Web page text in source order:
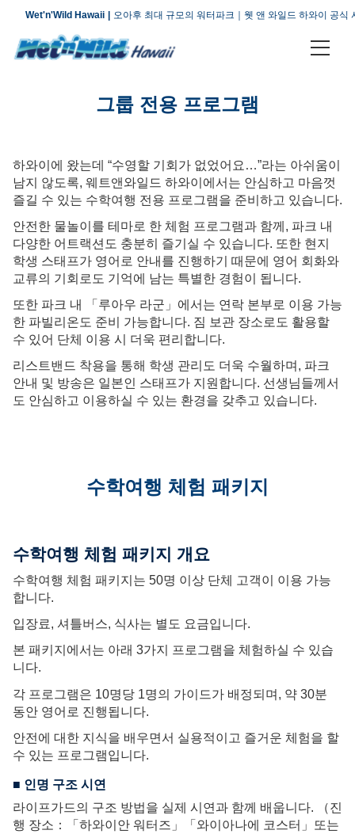
Wet'n'Wild Hawaii 오아후 최대 규모의 워터파크｜웻 앤 와일드 하와이 공식
오시는 길
회사 소개
자주 묻는 질문
오시는 길
문의하기
이용 안내
다이닝 & 숍
언어
日本語
한국어
그룹 전용 프로그램
하와이에 왔는데 “수영할 기회가 없었어요…”라는 아쉬움이
남지 않도록, 웨트앤와일드 하와이에서는 안심하고 마음껏
즐길 수 있는 수학여행 전용 프로그램을 준비하고 있습니다.
안전한 물놀이를 테마로 한 체험 프로그램과 함께, 파크 내
다양한 어트랙션도 충분히 즐기실 수 있습니다. 또한 현지
학생 스태프가 영어로 안내를 진행하기 때문에 영어 회화와
교류의 기회로도 기억에 남는 특별한 경험이 됩니다.
또한 파크 내 「루아우 라군」에서는 연락 본부로 이용 가능
한 파빌리온도 준비 가능합니다. 짐 보관 장소로도 활용할
수 있어 단체 이용 시 더욱 편리합니다.
리스트밴드 착용을 통해 학생 관리도 더욱 수월하며, 파크
안내 및 방송은 일본인 스태프가 지원합니다. 선생님들께서
도 안심하고 이용하실 수 있는 환경을 갖추고 있습니다.
수학여행 체험 패키지
수학여행 체험 패키지 개요
수학여행 체험 패키지는 50명 이상 단체 고객이 이용 가능
합니다.
입장료, 셔틀버스, 식사는 별도 요금입니다.
본 패키지에서는 아래 3가지 프로그램을 체험하실 수 있습
니다.
각 프로그램은 10명당 1명의 가이드가 배정되며, 약 30분
동안 영어로 진행됩니다.
안전에 대한 지식을 배우면서 실용적이고 즐거운 체험을 할
수 있는 프로그램입니다.
■ 인명 구조 시연
라이프가드의 구조 방법을 실제 시연과 함께 배웁니다. （진
행 장소：「하와이안 워터즈」「와이아나에 코스터」또는